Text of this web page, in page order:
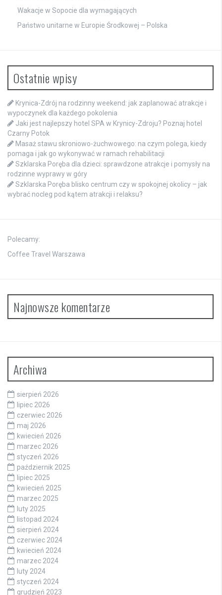
Wakacje w Sopocie dla wymagających
Państwo unitarne w Europie Środkowej – Polska
Ostatnie wpisy
Krynica-Zdrój na rodzinny weekend: jak zaplanować atrakcje i
wypoczynek dla każdego pokolenia
Jaki jest najlepszy hotel SPA w Krynicy-Zdroju? Poznaj hotel
Czarny Potok
Masaż stawu skroniowo-żuchwowego: na czym polega, kiedy
pomaga i jak go wykonywać w ramach rehabilitacji
Szklarska Poręba dla dzieci: sprawdzone atrakcje i pomysły na
rodzinne wyprawy w góry
Szklarska Poręba blisko centrum czy w spokojnej okolicy – jak
wybrać nocleg pod kątem atrakcji i relaksu?
Polecamy:
Coffee Travel Warszawa
Najnowsze komentarze
Archiwa
sierpień 2026
lipiec 2026
czerwiec 2026
maj 2026
kwiecień 2026
marzec 2026
styczeń 2026
październik 2025
lipiec 2025
kwiecień 2025
marzec 2025
luty 2025
listopad 2024
sierpień 2024
czerwiec 2024
kwiecień 2024
marzec 2024
luty 2024
styczeń 2024
grudzień 2023